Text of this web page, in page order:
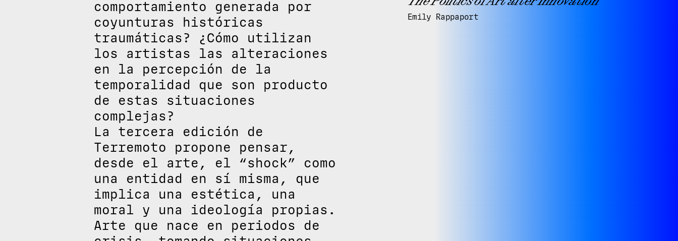
comportamiento generada por
coyunturas históricas
traumáticas? ¿Cómo utilizan
los artistas las alteraciones
en la percepción de la
temporalidad que son producto
de estas situaciones
complejas?
La tercera edición de
Terremoto propone pensar,
desde el arte, el “shock” como
una entidad en sí misma, que
implica una estética, una
moral y una ideología propias.
Arte que nace en periodos de
Emily Rappaport